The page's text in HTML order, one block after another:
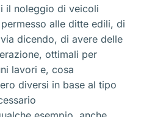
il noleggio di veicoli
alle ditte edili, di
dicendo, di avere delle
ottimali per
lavori e, cosa
diversi in base al tipo